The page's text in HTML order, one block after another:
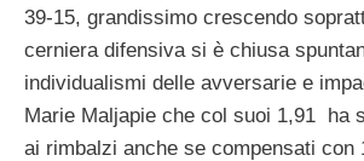
39-15, grandissimo crescendo
cerniera difensiva si è chiusa
individualismi delle avversarie e
Marie Maljapie che col suoi 1,91 ha
ai rimbalzi anche se compensati con